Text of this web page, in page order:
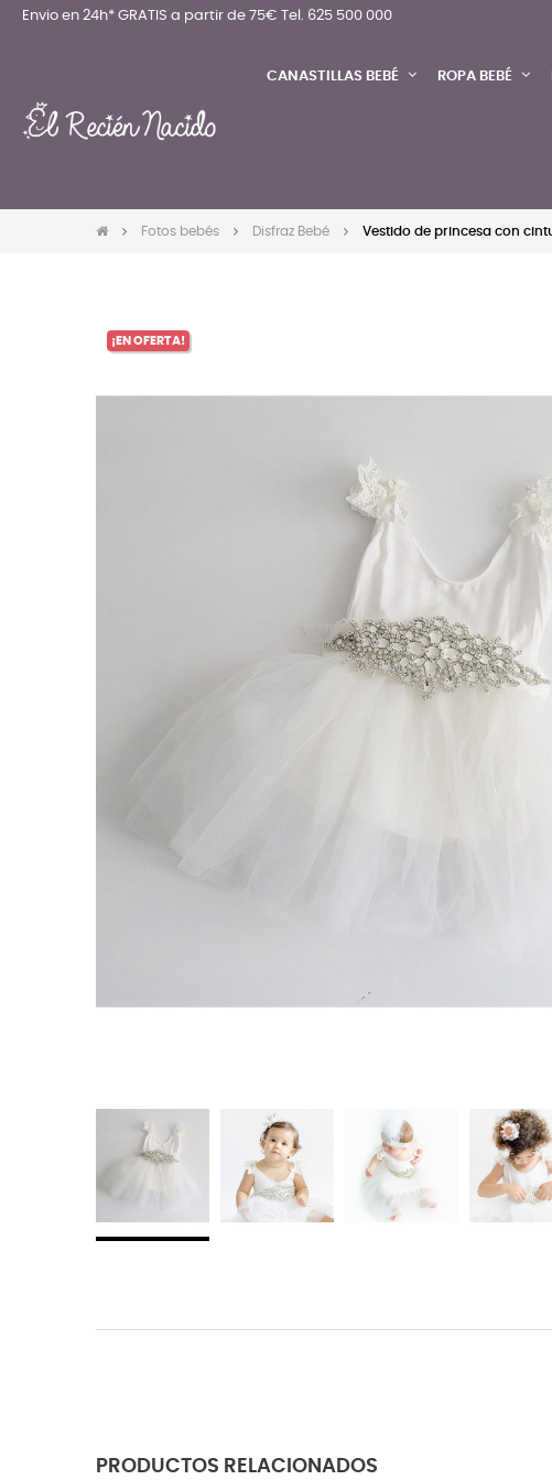
Envio en 24h* GRATIS a partir de 75€ Tel. 625 500 000
CANASTILLAS BEBÉ ROPA BEBÉ
Fotos bebés Disfraz Bebé Vestido de princesa con
¡EN OFERTA!
PRODUCTOS RELACIONADOS